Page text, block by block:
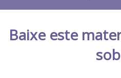
Baixe este